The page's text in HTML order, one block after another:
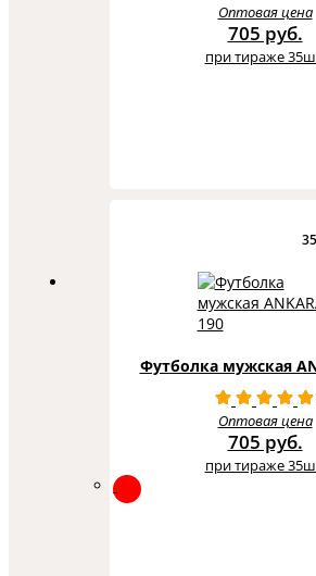
Оптовая цена
705 руб.
при тираже
Футболка мужская
Оптовая цена
705 руб.
при тираже